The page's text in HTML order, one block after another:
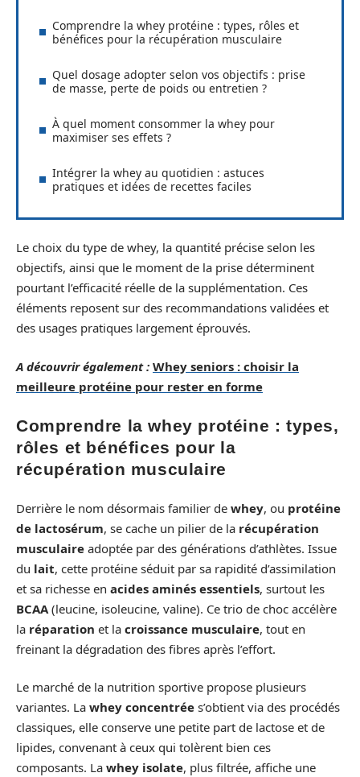
Comprendre la whey protéine : types, rôles et
bénéfices pour la récupération musculaire
Quel dosage adopter selon vos objectifs : prise
de masse, perte de poids ou entretien ?
À quel moment consommer la whey pour
maximiser ses effets ?
Intégrer la whey au quotidien : astuces
pratiques et idées de recettes faciles
Le choix du type de whey, la quantité précise selon les
objectifs, ainsi que le moment de la prise déterminent
pourtant l’efficacité réelle de la supplémentation. Ces
éléments reposent sur des recommandations validées et
des usages pratiques largement éprouvés.
A découvrir également : Whey seniors : choisir la
meilleure protéine pour rester en forme
Comprendre la whey protéine : types,
rôles et bénéfices pour la
récupération musculaire
Derrière le nom désormais familier de whey, ou protéine
de lactosérum, se cache un pilier de la récupération
musculaire adoptée par des générations d’athlètes. Issue
du lait, cette protéine séduit par sa rapidité d’assimilation
et sa richesse en acides aminés essentiels, surtout les
BCAA (leucine, isoleucine, valine). Ce trio de choc accélère
la réparation et la croissance musculaire, tout en
freinant la dégradation des fibres après l’effort.
Le marché de la nutrition sportive propose plusieurs
variantes. La whey concentrée s’obtient via des procédés
classiques, elle conserve une petite part de lactose et de
lipides, convenant à ceux qui tolèrent bien ces
composants. La whey isolate, plus filtrée, affiche une